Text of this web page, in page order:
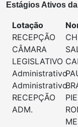
Estágios Ativos
Lotação
RECEPÇÃO
CÂMARA
LEGISLATIVO
Administrativo
Administrativo
RECEPÇÃO
ADM.